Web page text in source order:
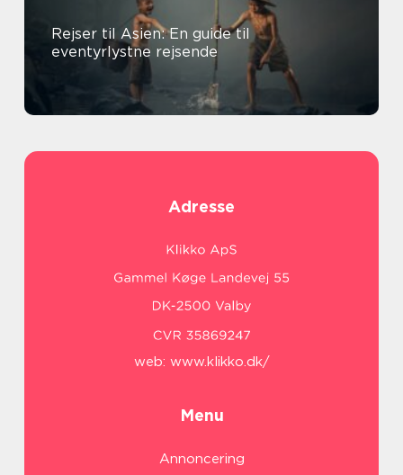
Rejser til Asien: En guide til
eventyrlystne rejsende
Adresse
web: www.klikko.dk/
Menu
Annoncering